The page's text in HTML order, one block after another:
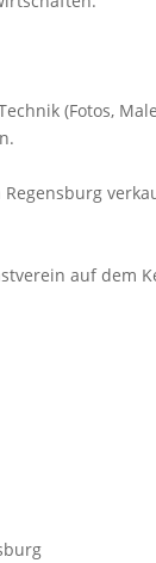
(Fotos,
auf dem